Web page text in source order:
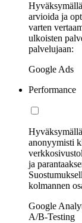
arvioida ja
varten
ulkoisten
palvelujaan:
Google Ads
Performance
anonyymisti
ja
kolmannen
Google
A/B-Testing